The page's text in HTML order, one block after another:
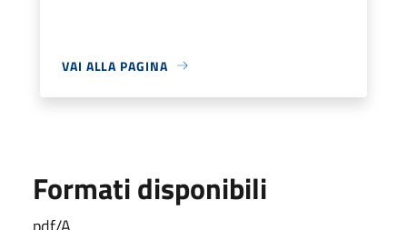
VAI ALLA PAGINA
Formati disponibili